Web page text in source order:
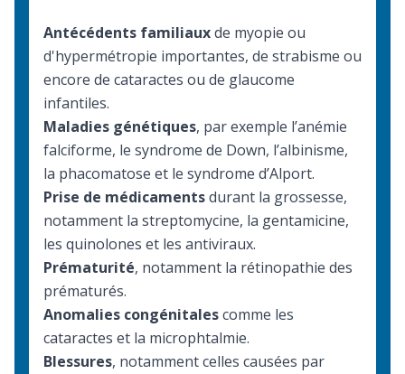
Antécédents familiauxde myopie ou
d'hypermétropie importantes, de strabisme ou
encore de cataractes ou de glaucome
infantiles.
Maladies génétiques, par exemple l’anémie
falciforme, le syndrome de Down, l’albinisme,
la phacomatose et le syndrome d’Alport.
Prise de médicamentsdurant la grossesse,
notamment la streptomycine, la gentamicine,
les quinolones et les antiviraux.
Prématurité, notamment la rétinopathie des
prématurés.
Anomalies congénitalescomme les
cataractes et la microphtalmie.
Blessures, notamment celles causées par